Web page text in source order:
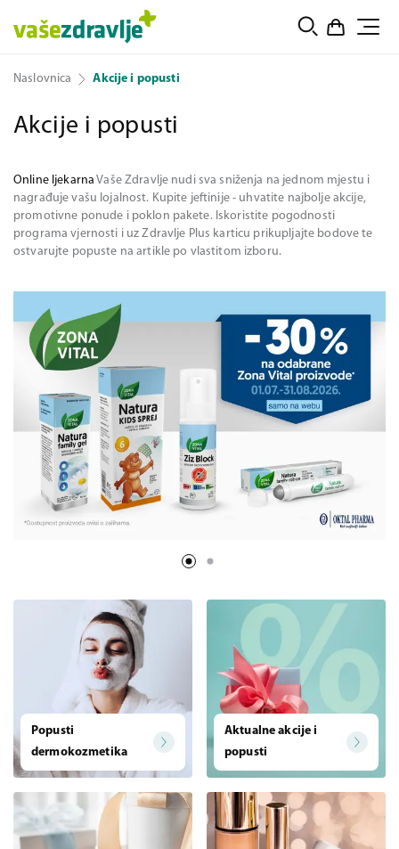
Naslovnica Akcije i popusti
Akcije i popusti
Online ljekarna Vaše Zdravlje nudi sva sniženja na jednom mjestu i
nagrađuje vašu lojalnost. Kupite jeftinije - uhvatite najbolje akcije,
promotivne ponude i poklon pakete. Iskoristite pogodnosti
programa vjernosti i uz Zdravlje Plus karticu prikupljajte bodove te
ostvarujte popuste na artikle po vlastitom izboru.
Popusti
dermokozmetika
Aktualne akcije i
popusti